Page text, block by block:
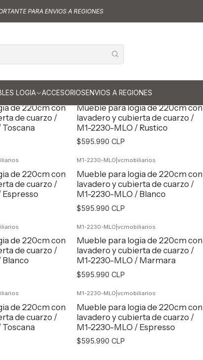
LOGIA ACCESORIOSENVIOS A REGIONES
PARA ENVIOS A REGIONES
Muebles logia de 220 cm
de 220 cm
de 220cm con
de cuarzo /
M1-2230-MLO| vcmobiliarios
Mueble para logia de 220cm con
lavadero y cubierta de cuarzo /
M1-2230-MLO / Rustico
$595.990 CLP
de 220cm con
de cuarzo /
M1-2230-MLO vcmobiliarios
Mueble para logia de 220cm con
lavadero y cubierta de cuarzo /
M1-2230-MLO / Blanco
$595.990 CLP
de 220cm con
de cuarzo /
Blanco
M1-2230-MLO vcmobiliarios
Mueble para logia de 220cm con
lavadero y cubierta de cuarzo /
M1-2230-MLO / Marmara
$595.990 CLP
de 220cm con
de cuarzo /
M1-2230-MLO vcmobiliarios
Mueble para logia de 220cm con
lavadero y cubierta de cuarzo /
M1-2230-MLO / Espresso
$595.990 CLP